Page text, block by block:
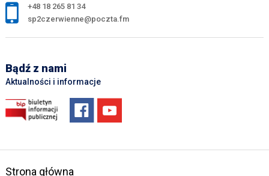
+48 18 265 81 34
sp2czerwienne@poczta.fm
Bądź z nami
Aktualności i informacje
Strona główna